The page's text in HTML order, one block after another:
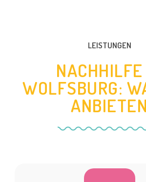
LEISTUNGEN
WOLFSBURG:
ANBIETEN